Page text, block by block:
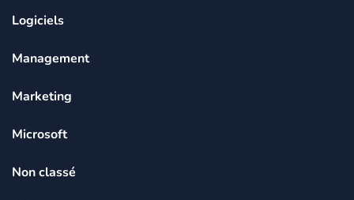
Logiciels
Management
Marketing
Microsoft
Non classé